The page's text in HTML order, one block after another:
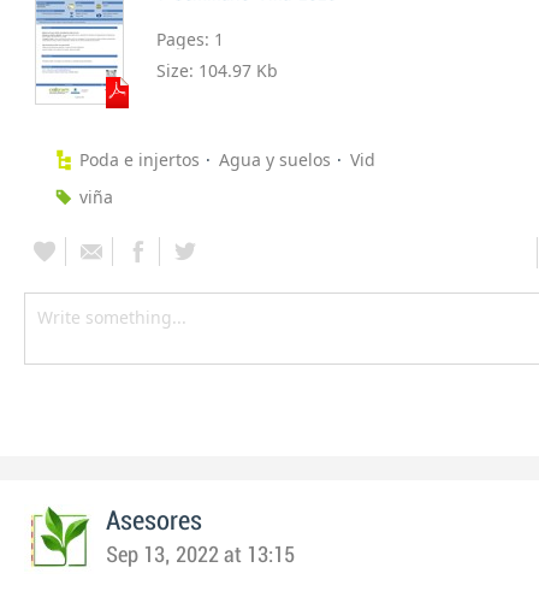
Pages: 1
Size: 104.97 Kb
Poda e injertos Agua y suelos
Vid
viña
Asesores
Sep 13, 2022 at 13:15